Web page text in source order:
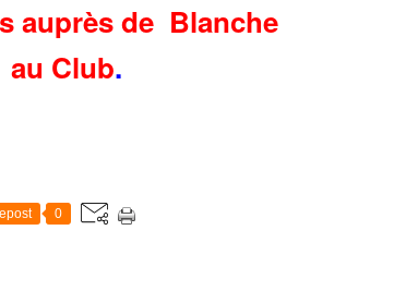
auprès de Blanche
au Club.
0